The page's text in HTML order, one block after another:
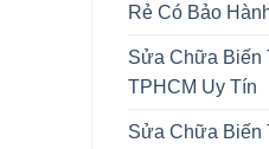
Rẻ Có Bảo
Sửa Chữa Biến
TPHCM Uy Tín
Sửa Chữa Biến